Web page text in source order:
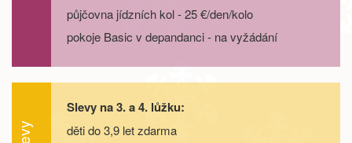
12.09. - 16.09.26 5 dní 11 200 Kč
19.09. - 22.09.26 4 dny
půjčovna jídzních kol - 25 €/den/kolo
pokoje Basic v depandanci - na vyžádání
Slevy na 3. a 4. lůžku:
děti do 3,9 let zdarma